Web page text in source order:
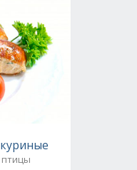
птицы